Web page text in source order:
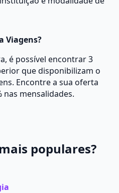
Viagens?
é possível encontrar 3
que disponibilizam o
Encontre a sua oferta
nas mensalidades.
populares?